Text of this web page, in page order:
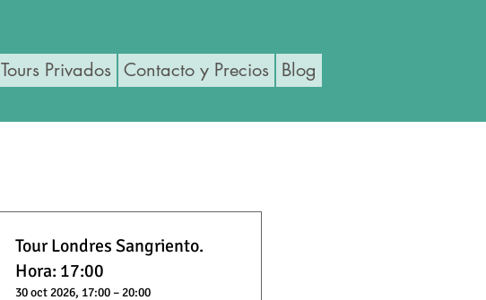
Tours Privados Contacto y Precios Blog
Tour Londres Sangriento.
Hora: 17:00
30 oct 2026, 17:00 – 20:00